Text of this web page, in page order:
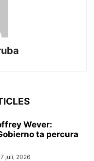
Wever:
ta percura
7 juli, 2026